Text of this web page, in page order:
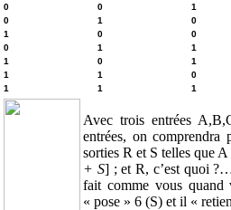
0
0
1
0
1
0
1
0
0
0
1
1
1
0
1
1
1
0
1
1 1
Avec trois entrées
entrées, on comprendra
sorties R et S telles que
+ S] ; et R, c’est quoi
fait comme vous
« pose » 6 (S) et il «